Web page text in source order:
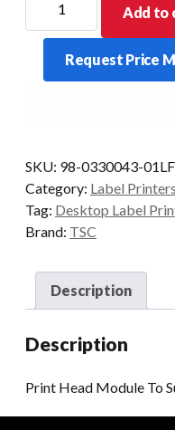
Module
Suit
TTP-
244CE.
quantity
Add to
Request Price
SKU: 98-0330043-01LF
Category: Label Printers
Tag: Desktop Label
Brand: TSC
Description
Description
Print Head Module To